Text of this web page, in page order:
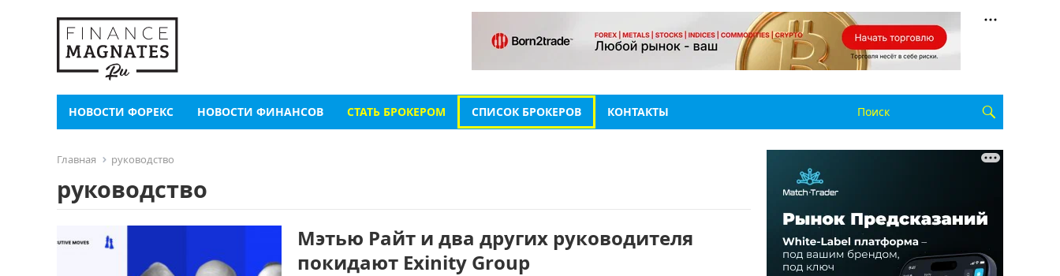
НОВОСТИ ФОРЕКС НОВОСТИ ФИНАНСОВ СТАТЬ БРОКЕРОМ СПИСОК БРОКЕРОВ КОНТАКТЫ
Главная руководство
руководство
Мэтью Райт и два других руководителя
покидают Exinity Group